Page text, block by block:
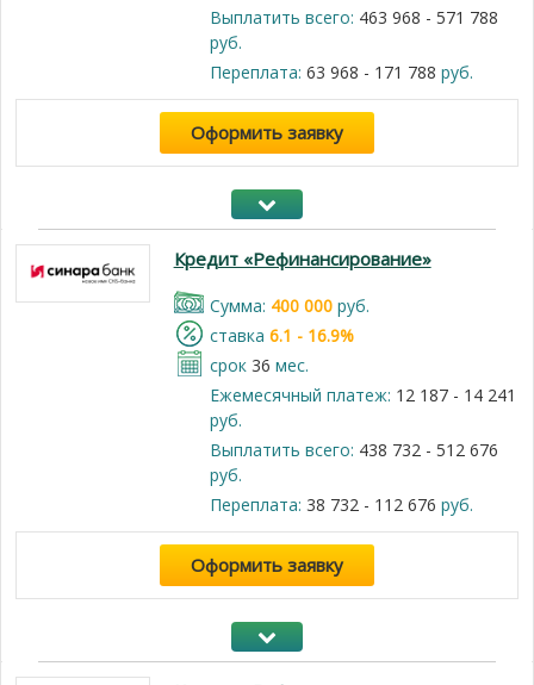
Выплатить всего: 463 968 - 571 788
руб.
Переплата: 63 968 - 171 788 руб.
Оформить заявку
Кредит «Рефинансирование»
Cумма: 400 000руб.
cтавка 6.1 - 16.9%
срок 36 мес.
Ежемесячный платеж: 12 187 - 14 241
руб.
Выплатить всего: 438 732 - 512 676
руб.
Переплата: 38 732 - 112 676 руб.
Оформить заявку